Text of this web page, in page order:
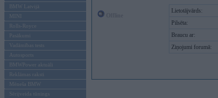
BMW Latvijā
MINI
Rolls-Royce
Pasākumi
Vadāmības tests
Autosports
BMWPower aktuāli
Reklāmas raksti
Mēneša BMW
Sērijveida tūnings
Lietotājvārds:
Pilsēta:
Braucu ar:
Ziņojumi forumā: